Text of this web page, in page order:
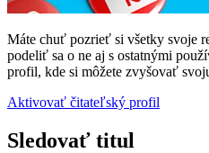
Máte chuť pozrieť si všetky svoje
podeliť sa o ne aj s ostatnými
profil, kde si môžete zvyšovať
Aktivovať čitateľský profil
Sledovať titul